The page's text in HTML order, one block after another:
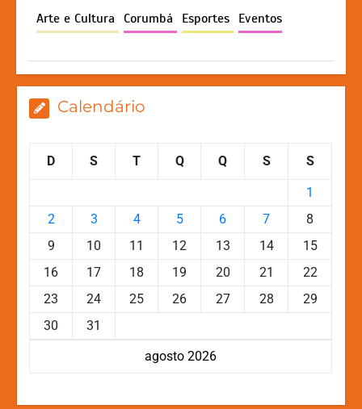
p o
k
n
er
n
Arte e Cultura Corumbá Esportes Eventos
Calendário
agosto 2026
D S T Q Q S S
1
2
3 4 5 6 7
8
9
10 11 12 13 14
15
16
17 18 19 20 21
22
23
24 25 26 27 28
29
30
31